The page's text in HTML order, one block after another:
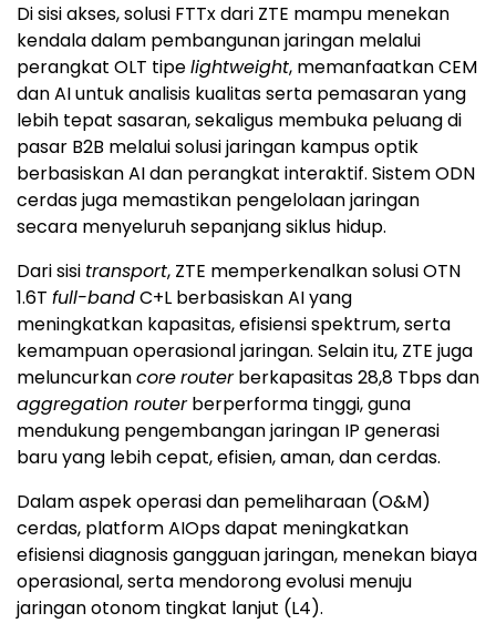
Di sisi akses, solusi FTTx dari ZTE mampu menekan
kendala dalam pembangunan jaringan melalui
perangkat OLT tipelightweight, memanfaatkan CEM
dan AI untuk analisis kualitas serta pemasaran yang
lebih tepat sasaran, sekaligus membuka peluang di
pasar B2B melalui solusi jaringan kampus optik
berbasiskan AI dan perangkat interaktif. Sistem ODN
cerdas juga memastikan pengelolaan jaringan
secara menyeluruh sepanjang siklus hidup.
Dari sisi transport, ZTE memperkenalkan solusi OTN
1.6T full-bandC+L berbasiskan AI yang
meningkatkan kapasitas, efisiensi spektrum, serta
kemampuan operasional jaringan. Selain itu, ZTE juga
meluncurkancorerouterberkapasitas 28,8 Tbps dan
aggregation routerberperforma tinggi, guna
mendukung pengembangan jaringan IP generasi
baru yang lebih cepat, efisien, aman, dan cerdas.
Dalam aspek operasi dan pemeliharaan (O&M)
cerdas, platform AIOps dapat meningkatkan
efisiensi diagnosis gangguan jaringan, menekan biaya
operasional, serta mendorong evolusi menuju
jaringan otonom tingkat lanjut (L4).